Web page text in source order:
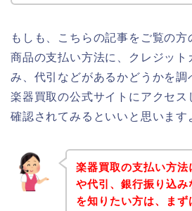
もしも、こちらの記事をご覧の
商品の支払い方法に、クレジット
み、代引などがあるかどうかを調
楽器買取の公式サイトにアクセス
確認されてみるといいと思います
楽器買取の支払い方法
や代引、銀行振り込
を知りたい方は、ま